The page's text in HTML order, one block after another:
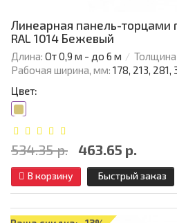
Линеарная панель-торцами
RAL 1014 Бежевый
Длина: От 0,9 м - до 6 м
Рабочая ширина, мм: 178, 213,
Цвет:
534.35 р. 463.65 р.
В корзину Быстрый заказ